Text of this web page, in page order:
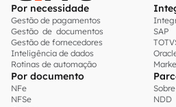
Por necessidade
Gestão de pagamentos
Gestão de documentos
Gestão de fornecedores
Inteligência de dados
Rotinas de automação
SAP
Por documento
NFe
NFSe
NDD